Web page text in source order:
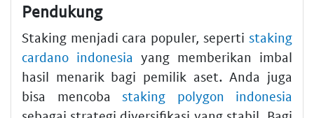
Pendukung
Staking menjadi cara populer, seperti staking
cardano indonesia yang memberikan imbal
hasil menarik bagi pemilik aset. Anda juga
bisa mencoba staking polygon indonesia